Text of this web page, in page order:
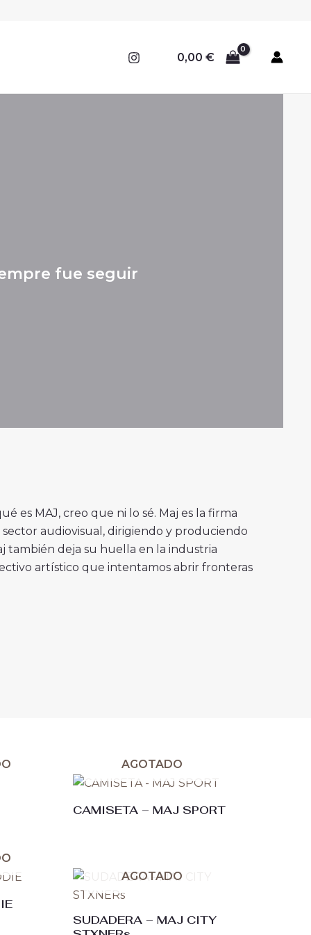
0,00 €
fue seguir
es MAJ, creo que ni lo sé. Maj es la firma
audiovisual, dirigiendo y produciendo
también deja su huella en la industria
artístico que intentamos abrir fronteras
AGOTADO
CAMISETA – MAJ SPORT
AGOTADO
SUDADERA – MAJ CITY